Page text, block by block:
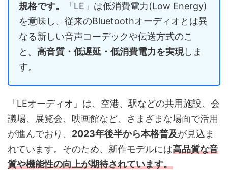
規格です。
「LE」は低消費電力(Low Energy)
を意味し、従来のBluetoothオーディオとは異
なる新しい音声コーデックや伝送方式のこ
と。 高音質・低遅延・低消費電力を実現しま
す。
「LEオーディオ」は、空港、駅などの共用施設、会
議場、展覧会、映画館など、さまざまな場面で活用
が進んでおり、 2023年後半から本格普及が見込ま
れています。そのため、新作モデルには高品質な音
質や機能性の向上が期待されています。